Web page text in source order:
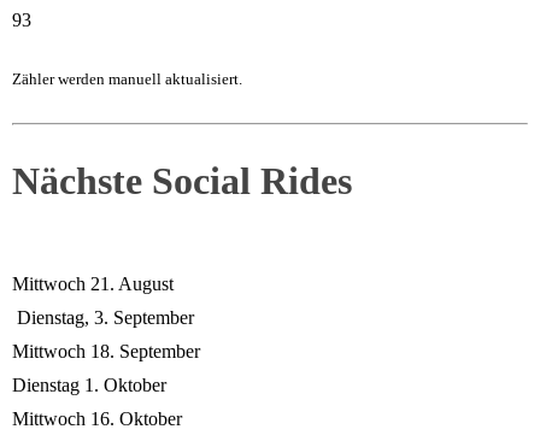
93
Zähler werden manuell aktualisiert.
Nächste Social Rides
Mittwoch 21. August
Dienstag, 3. September
Mittwoch 18. September
Dienstag 1. Oktober
Mittwoch 16. Oktober